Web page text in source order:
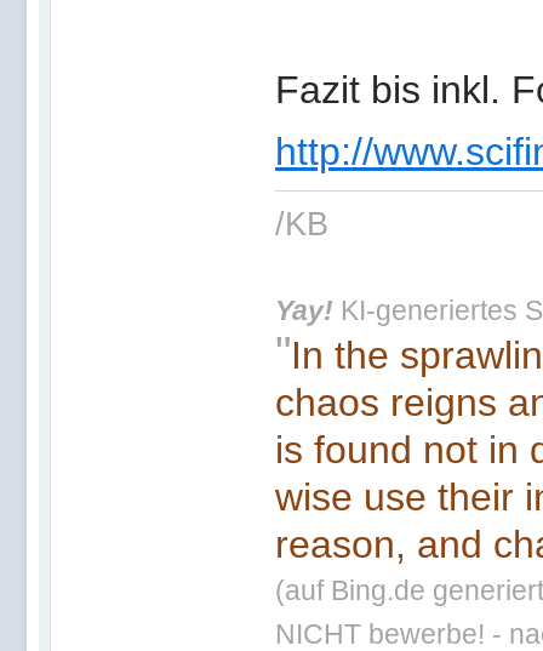
Fazit bis inkl.
http://
/KB
Yay! KI-generiertes
"In the
chaos reigns
is found not in
wise use their
reason, and
(auf Bing.de
NICHT bewerbe! -